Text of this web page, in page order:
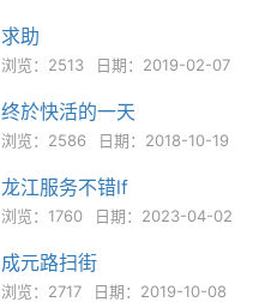
求助
浏览：2513 日期：2019-02-07
终於快活的一天
浏览：2586 日期：2018-10-19
龙江服务不错lf
浏览：1760 日期：2023-04-02
成元路扫街
浏览：2717 日期：2019-10-08